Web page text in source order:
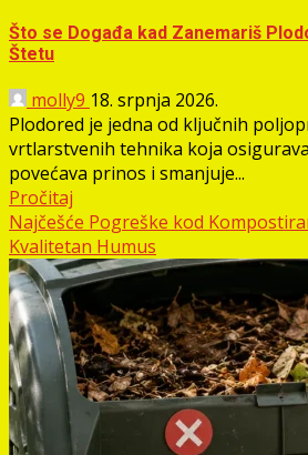
Što se Događa kad Zanemariš
Štetu
molly9 18. srpnja 2026.
Plodored je jedna od ključnih
vrtlarstvenih tehnika koja
povećava prinos i smanjuje...
Pročitaj
Najčešće Pogreške kod
Kvalitetan Humus